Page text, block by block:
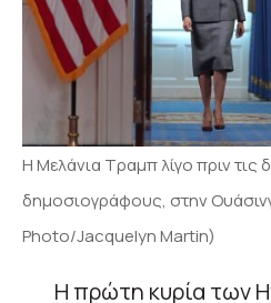
Η Μελάνια Τραμπ λίγο πριν τις
δημοσιογράφους, στην
Photo/Jacquelyn Martin)
Η πρώτη κυρία των